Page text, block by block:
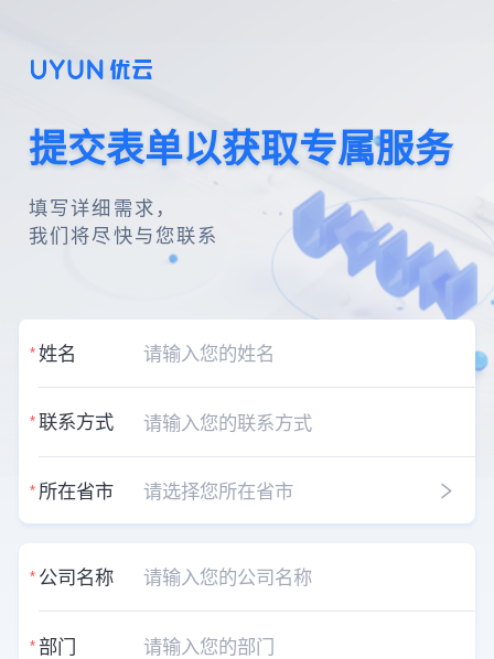
提交表单以获取专属服务
填写详细需求，
我们将尽快与您联系
姓名
*
联系方式
*
所在省市
* 请选择您所在省市
公司名称
*
部门
*